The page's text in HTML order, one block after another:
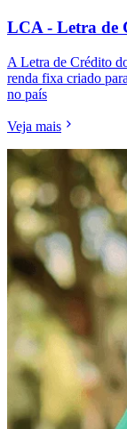
LCA - Letra de
A Letra de Crédito
renda fixa criado
no país
Veja mais